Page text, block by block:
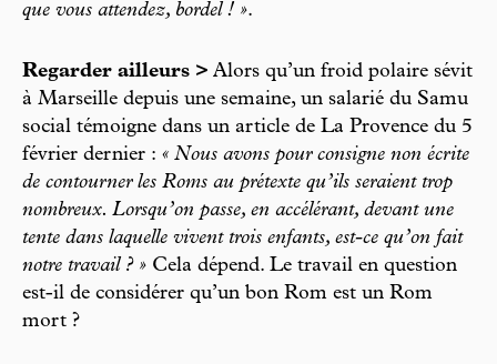
que vous attendez, bordel ! ».
Regarder ailleurs > Alors qu’un froid polaire sévit
à Marseille depuis une semaine, un salarié du Samu
social témoigne dans un article de La Provence du 5
février dernier : « Nous avons pour consigne non écrite
de contourner les Roms au prétexte qu’ils seraient trop
nombreux. Lorsqu’on passe, en accélérant, devant une
tente dans laquelle vivent trois enfants, est-ce qu’on fait
notre travail ? » Cela dépend. Le travail en question
est-il de considérer qu’un bon Rom est un Rom
mort ?